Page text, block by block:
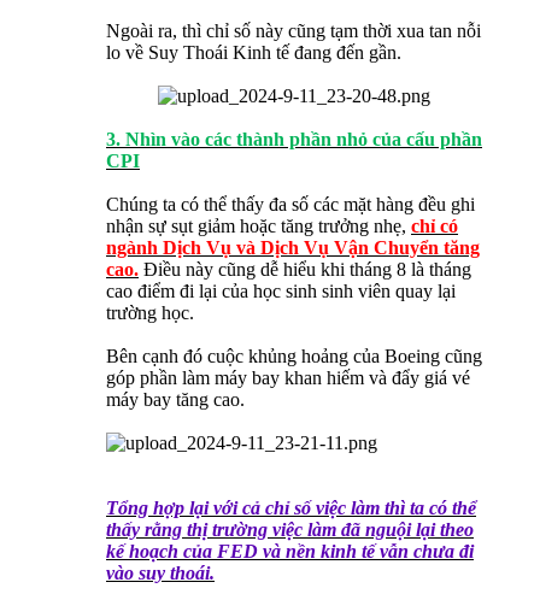
Ngoài ra, thì chỉ số này cũng tạm thời xua tan nỗi
lo về Suy Thoái Kinh tế đang đến gần.
3. Nhìn vào các thành phần nhỏ của cấu phần
CPI
Chúng ta có thể thấy đa số các mặt hàng đều ghi
nhận sự sụt giảm hoặc tăng trưởng nhẹ, chỉ có
ngành Dịch Vụ và Dịch Vụ Vận Chuyển tăng
cao. Điều này cũng dễ hiểu khi tháng 8 là tháng
cao điểm đi lại của học sinh sinh viên quay lại
trường học.
Bên cạnh đó cuộc khủng hoảng của Boeing cũng
góp phần làm máy bay khan hiếm và đẩy giá vé
máy bay tăng cao.
Tổng hợp lại với cả chỉ số việc làm thì ta có thể
thấy rằng thị trường việc làm đã nguội lại theo
kế hoạch của FED và nền kinh tế vẫn chưa đi
vào suy thoái.